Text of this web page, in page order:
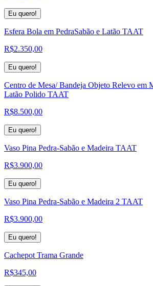
Eu quero!
Esfera Bola em PedraSabão e Latão TAAT
R$2.350,00
Eu quero!
Centro de Mesa/ Bandeja Objeto Relevo em
Latão Polido TAAT
R$8.500,00
Eu quero!
Vaso Pina Pedra-Sabão e Madeira TAAT
R$3.900,00
Eu quero!
Vaso Pina Pedra-Sabão e Madeira 2 TAAT
R$3.900,00
Eu quero!
Cachepot Trama Grande
R$345,00